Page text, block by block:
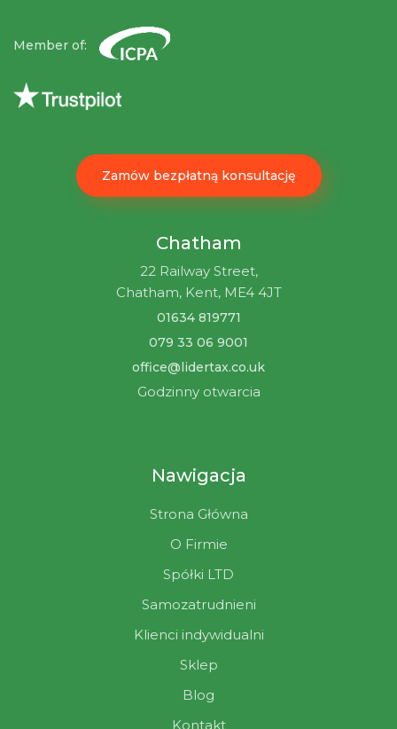
Member of:
Zamów bezpłatną konsultację
Chatham
22 Railway Street,
Chatham, Kent, ME4 4JT
01634 819771
079 33 06 9001
office@lidertax.co.uk
Godzinny otwarcia
Nawigacja
Strona Główna
O Firmie
Spółki LTD
Samozatrudnieni
Klienci indywidualni
Sklep
Blog
Kontakt